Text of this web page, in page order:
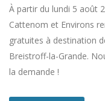
À partir du lundi 5 août
Cattenom et Environs
gratuites à destination
Breistroff-la-Grande.
la demande !